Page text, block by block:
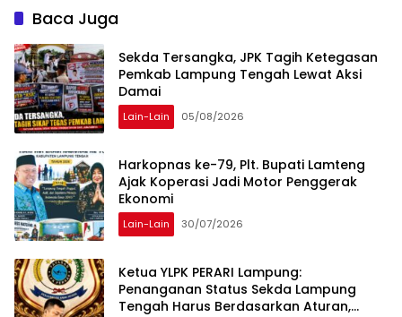
Diperiksa
Baca Juga
Sekda Tersangka, JPK Tagih Ketegasan
Pemkab Lampung Tengah Lewat Aksi
Damai
Lain-Lain 05/08/2026
Harkopnas ke-79, Plt. Bupati Lamteng
Ajak Koperasi Jadi Motor Penggerak
Ekonomi
Lain-Lain 30/07/2026
Ketua YLPK PERARI Lampung:
Penanganan Status Sekda Lampung
Tengah Harus Berdasarkan Aturan,